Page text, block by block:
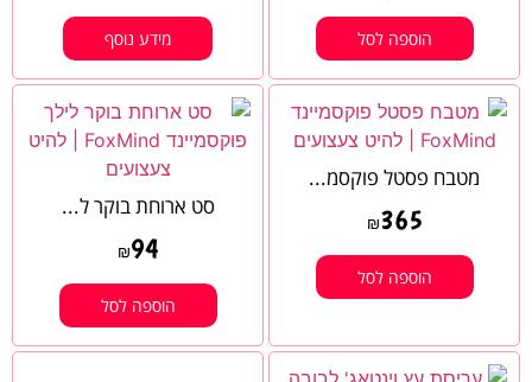
הוספה לסל מידע נוסף
מטבח פסטל פוקסמ...
₪365
הוספה לסל
סט ארוחת בוקר ל...
₪94
הוספה לסל